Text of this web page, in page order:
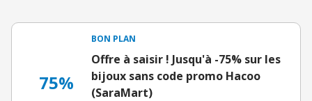
75%
BON PLAN
Offre à saisir ! Jusqu'à -75% sur les
bijoux sans code promo Hacoo
(SaraMart)